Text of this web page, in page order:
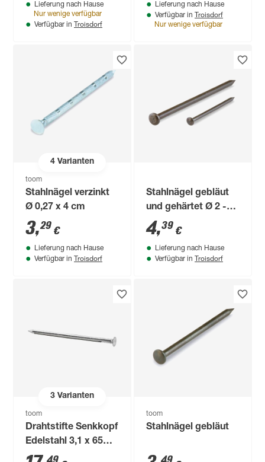
Lieferung nach Hause
Nur wenige verfügbar
Verfügbar in Troisdorf
Lieferung nach Hause
Verfügbar in Troisdorf
Nur wenige verfügbar
4Varianten
toom
Stahlnägel verzinkt
Ø 0,27 x 4 cm
3,29 €
Lieferung nach Hause
Verfügbar in Troisdorf
Stahlnägel gebläut
und gehärtet Ø 2 -
2,5 mm
4,39 €
Lieferung nach Hause
Verfügbar in Troisdorf
3Varianten
toom
Drahtstifte Senkkopf
Edelstahl 3,1 x 65
mm
toom
Stahlnägel gebläut